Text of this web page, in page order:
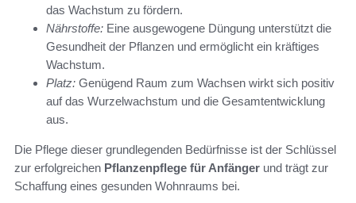
das Wachstum zu fördern.
Nährstoffe: Eine ausgewogene Düngung unterstützt die
Gesundheit der Pflanzen und ermöglicht ein kräftiges
Wachstum.
Platz: Genügend Raum zum Wachsen wirkt sich positiv
auf das Wurzelwachstum und die Gesamtentwicklung
aus.
Die Pflege dieser grundlegenden Bedürfnisse ist der Schlüssel
zur erfolgreichen Pflanzenpflege für Anfänger und trägt zur
Schaffung eines gesunden Wohnraums bei.